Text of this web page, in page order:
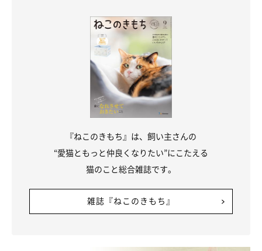
昨年の12月に飼い主さんの娘さんが産まれて、むぎちゃんはお兄
ちゃんになりました。娘さんが産まれた当初、
という心配もあったのだそう。
でも、むぎちゃんは最初から娘さんのことを受け入れてくれて、
と思ってくれているような関わり方をして
くれたのだそうです。
『ねこのきもち』は、飼い主さんの
“愛猫ともっと仲良くなりたい”にこたえる
猫のこと総合雑誌です。
雑誌『ねこのきもち』